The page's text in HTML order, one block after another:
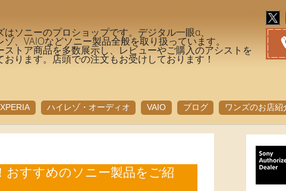
はソニーのプロショップです。デジタル一眼α、
ゾ、VAIOなどソニー製品全般を取り扱っています。
ストア商品を多数展示し、レビューやご購入のアシストを
おります。店頭での注文もお受けしております！
XPERIA ハイレゾ・オーディオ VAIO ブログ ワンズのお店紹
おすすめのソニー製品をご紹